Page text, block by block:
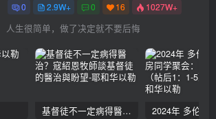
0 2.9W+ 0 16 1027W+
人生很简单，做了决定就不要后悔
基督徒不一定病得醫治？寇紹恩牧師談基督徒的醫治與盼望